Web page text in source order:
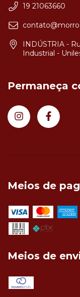
19 21063660
INDÚSTRIA -
Industrial -
Permaneça
Meios de
Meios de